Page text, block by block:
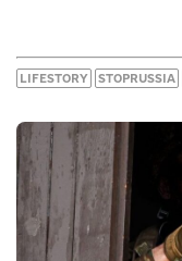
LIFESTORY STOPRUSSIA